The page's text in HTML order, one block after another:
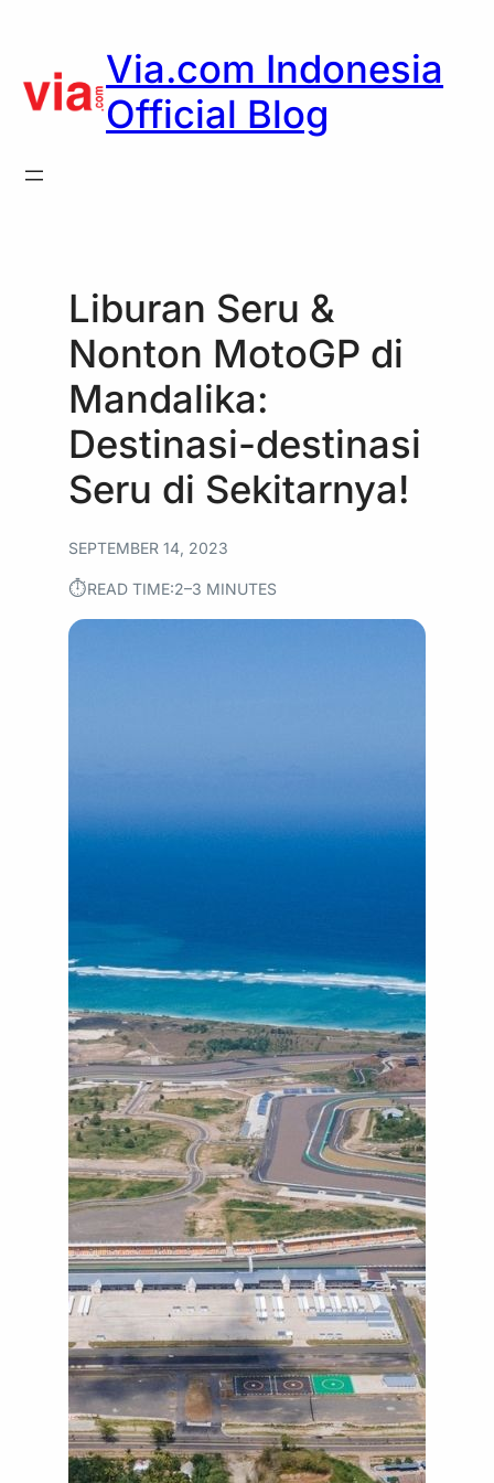
content
Via.com Indonesia
Official Blog
Liburan Seru &
Nonton MotoGP di
Mandalika:
Destinasi-destinasi
Seru di Sekitarnya!
SEPTEMBER 14, 2023
⏱︎READ TIME:2–3 MINUTES